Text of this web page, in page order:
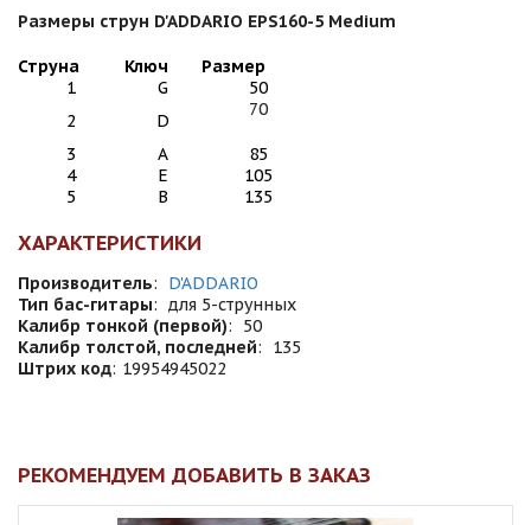
Размеры струн D'ADDARIO EPS160-5 Medium
Струна Ключ
Размер
1
G
50
2
D
70
3 A
85
4
E
105
5
B 135
ХАРАКТЕРИСТИКИ
Производитель:
D'ADDARIO
Тип бас-гитары: для 5-струнных
Калибр тонкой (первой):
50
Калибр толстой, последней:
135
Штрих код: 19954945022
РЕКОМЕНДУЕМ ДОБАВИТЬ В ЗАКАЗ